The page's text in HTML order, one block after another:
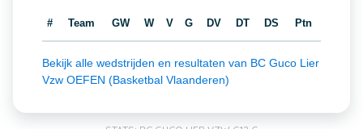
# Team GW W V G DV DT DS Ptn
Bekijk alle wedstrijden en resultaten van BC Guco Lier
Vzw OEFEN (Basketbal Vlaanderen)